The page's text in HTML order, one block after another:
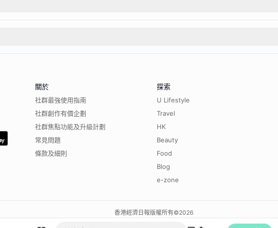
關於
社群最強使用指南
社群創作有價企劃
社群焦點功能及升級計劃
常見問題
條款及細則
探索
U Lifestyle
Travel
HK
Beauty
Food
Blog
e-zone
香港經濟日報版權所有©2026